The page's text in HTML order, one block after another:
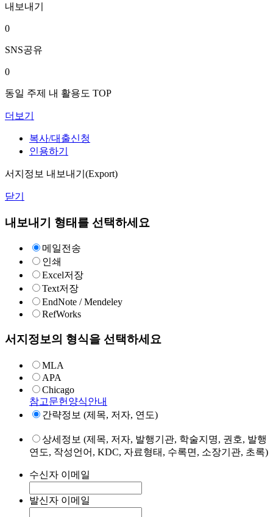
내보내기
0
SNS공유
0
동일 주제 내 활용도 TOP
더보기
복사/대출신청
인용하기
서지정보 내보내기(Export)
닫기
내보내기 형태를 선택하세요
메일전송
인쇄
Excel저장
Text저장
EndNote / Mendeley
RefWorks
서지정보의 형식을 선택하세요
MLA
APA
Chicago
참고문헌양식안내
간략정보 (제목, 저자, 연도)
상세정보 (제목, 저자, 발행기관, 학술지명, 권호, 발행
연도, 작성언어, KDC, 자료형태, 수록면, 소장기관, 초록)
수신자 이메일
발신자 이메일